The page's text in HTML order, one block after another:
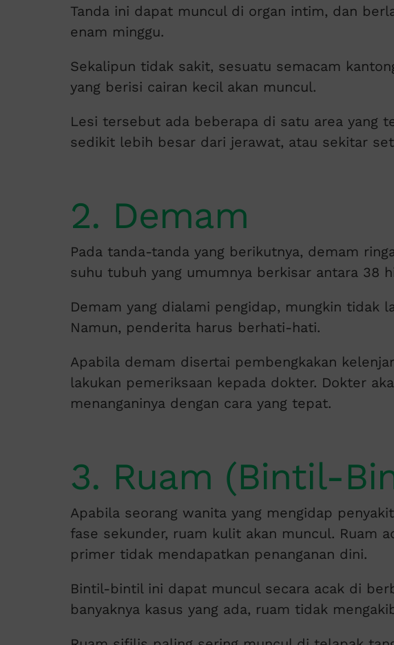
Tanda ini dapat muncul di organ intim, dan
enam minggu.
Sekalipun tidak sakit, sesuatu semacam
yang berisi cairan kecil akan muncul.
Lesi tersebut ada beberapa di satu area yang
sedikit lebih besar dari jerawat, atau sekitar
2. Demam
Pada tanda-tanda yang berikutnya, demam
suhu tubuh yang umumnya berkisar antara 38
Demam yang dialami pengidap, mungkin tidak
Namun, penderita harus berhati-hati.
Apabila demam disertai pembengkakan
lakukan pemeriksaan kepada dokter. Dokter
menanganinya dengan cara yang tepat.
3. Ruam (Bintil-
Apabila seorang wanita yang mengidap
fase sekunder, ruam kulit akan muncul. Ruam
primer tidak mendapatkan penanganan dini.
Bintil-bintil ini dapat muncul secara acak di
banyaknya kasus yang ada, ruam tidak